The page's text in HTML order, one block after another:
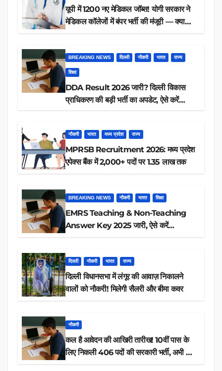
यूपी में 1200 नए मेडिकल जॉब्स! योगी सरकार ने
मेडिकल कॉलेजों में बंपर भर्ती की मंजूरी — क्या
BREAKING NEWS दिल्ली नौकरी भारत राज्य
शिक्षा
DDA Result 2026 जारी? दिल्ली विकास
प्राधिकरण की बड़ी भर्ती का अपडेट, ऐसे करें
नौकरी भारत मध्य प्रदेश राज्य
MPRSB Recruitment 2026: मध्य प्रदेश
एपेक्स बैंक में 2,000+ पदों पर 1.35 लाख तक
BREAKING NEWS नौकरी भारत शिक्षा
EMRS Teaching & Non-Teaching
Answer Key 2025 जारी, ऐसे करें
दिल्ली नौकरी भारत राज्य
दिल्ली विधानसभा में लंगूर की आवाज़ निकालने
वालों को नौकरी! मिलेगी सैलरी और बीमा कवर
नौकरी
कल है आवेदन की आखिरी तारीख! 10वीं पास के
लिए निकली 406 पदों की सरकारी भर्ती, अभी करें